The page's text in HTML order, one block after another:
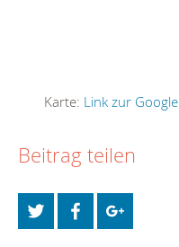
Karte: Link zur
Beitrag teilen